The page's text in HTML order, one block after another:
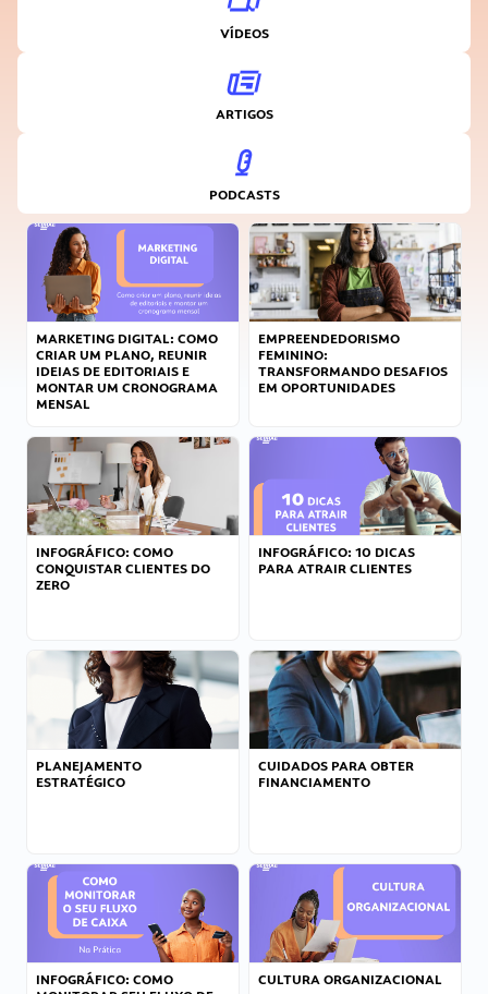
VÍDEOS
ARTIGOS
PODCASTS
MARKETING DIGITAL: COMO
CRIAR UM PLANO, REUNIR
IDEIAS DE EDITORIAIS E
MONTAR UM CRONOGRAMA
MENSAL
EMPREENDEDORISMO
FEMININO:
TRANSFORMANDO DESAFIOS
EM OPORTUNIDADES
INFOGRÁFICO: COMO
CONQUISTAR CLIENTES DO
ZERO
INFOGRÁFICO: 10 DICAS
PARA ATRAIR CLIENTES
PLANEJAMENTO
ESTRATÉGICO
CUIDADOS PARA OBTER
FINANCIAMENTO
INFOGRÁFICO: COMO
CULTURA ORGANIZACIONAL